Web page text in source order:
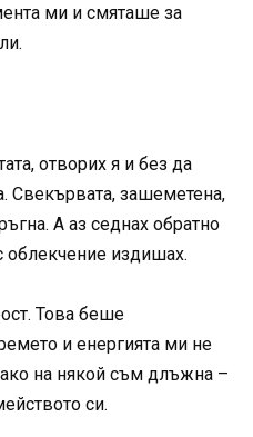
ми и смяташе за
отворих я и без да
Свекървата, зашеметена,
А аз седнах обратно
облекчение издишах.
Това беше
и енергията ми не
на някой съм длъжна –
си.